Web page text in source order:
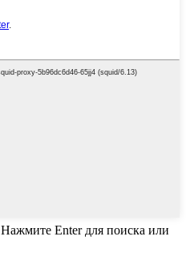
Нажмите Enter для поиска или